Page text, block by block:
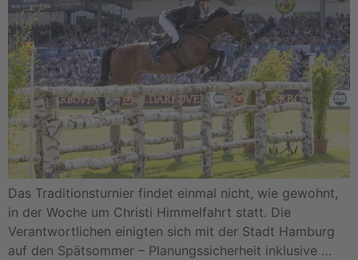
Das Traditionsturnier findet einmal nicht, wie gewohnt,
in der Woche um Christi Himmelfahrt statt. Die
Verantwortlichen einigten sich mit der Stadt Hamburg
auf den Spätsommer – Planungssicherheit inklusive …